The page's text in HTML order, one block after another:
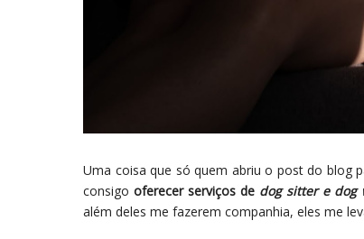
Uma coisa que só quem abriu o post do blog
consigooferecer serviços de dog sitter e dog
além deles me fazerem companhia, eles me